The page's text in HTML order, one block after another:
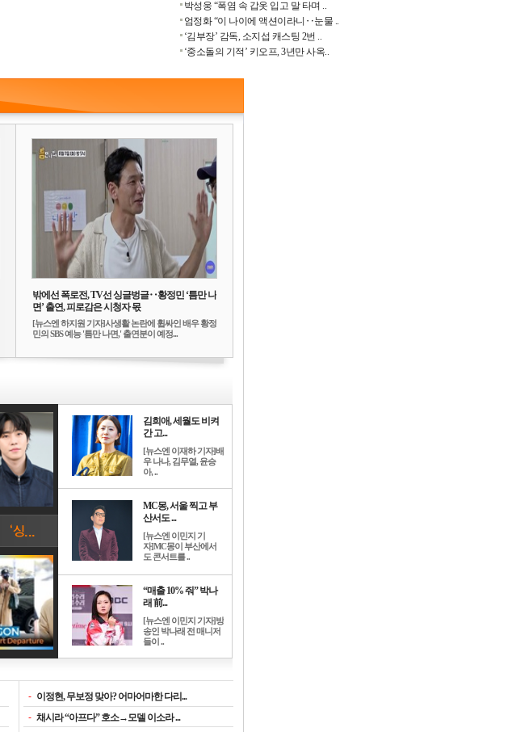
박성웅 “폭염 속 갑옷 입고 말 타며 ..
엄정화 “이 나이에 액션이라니‥눈물 ..
‘김부장’ 감독, 소지섭 캐스팅 2번 ..
‘중소돌의 기적’ 키오프, 3년만 사옥..
밖에선 폭로전, TV선 싱글벙글‥황정민 ‘틈만 나
면’ 출연, 피로감은 시청자 몫
[뉴스엔 하지원 기자]사생활 논란에 휩싸인 배우 황정
민의 SBS 예능 '틈만 나면,' 출연분이 예정...
김희애, 세월도 비켜
간 고...
[뉴스엔 이재하 기자]배
우 나나, 김무열, 윤승
아, ..
MC몽, 서울 찍고 부
산서도 ...
[뉴스엔 이민지 기
자]MC몽이 부산에서
도 콘서트를 ..
“매출 10% 줘” 박나
래 前...
[뉴스엔 이민지 기자]방
송인 박나래 전 매니저
들이 ..
- 이정현, 무보정 맞아? 어마어마한 다리...
- 채시라 “아프다” 호소→모델 이소라 ...